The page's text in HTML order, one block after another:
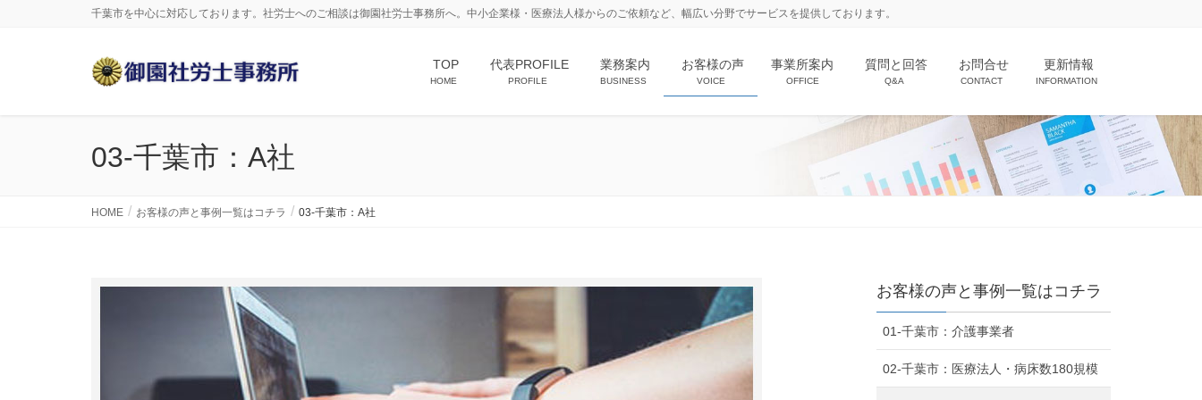
千葉市を中心に対応しております。社労士へのご相談は御園社労士事務所へ。中小企業様・医療法人様からのご依頼など、幅広い分野でサービスを提供しております。
TOP
HOME
代表PROFILE
PROFILE
業務案内
BUSINESS
お客様の声
VOICE
事業所案内
OFFICE
質問と回答
Q&A
お問合せ
CONTACT
更新情報
INFORMATION
03-千葉市：A社
HOME お客様の声と事例一覧はコチラ 03-千葉市：A社
お客様の声と事例一覧はコチラ
01-千葉市：介護事業者
02-千葉市：医療法人・病床数180規模